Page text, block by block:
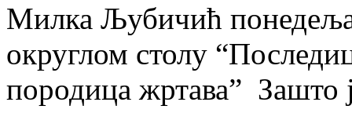
Милка Љубичић
округлом столу
породица жртава” Зашто